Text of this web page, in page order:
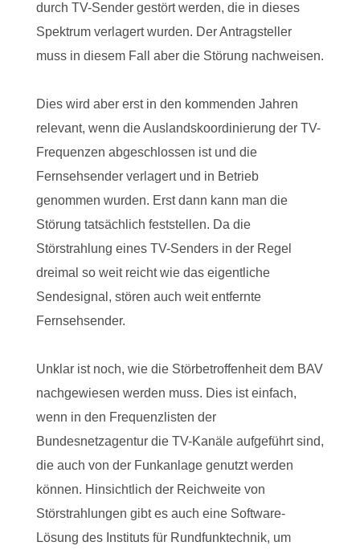
durch TV-Sender gestört werden, die in dieses
Spektrum verlagert wurden. Der Antragsteller
muss in diesem Fall aber die Störung nachweisen.
Dies wird aber erst in den kommenden Jahren
relevant, wenn die Auslandskoordinierung der TV-
Frequenzen abgeschlossen ist und die
Fernsehsender verlagert und in Betrieb
genommen wurden. Erst dann kann man die
Störung tatsächlich feststellen. Da die
Störstrahlung eines TV-Senders in der Regel
dreimal so weit reicht wie das eigentliche
Sendesignal, stören auch weit entfernte
Fernsehsender.
Unklar ist noch, wie die Störbetroffenheit dem BAV
nachgewiesen werden muss. Dies ist einfach,
wenn in den Frequenzlisten der
Bundesnetzagentur die TV-Kanäle aufgeführt sind,
die auch von der Funkanlage genutzt werden
können. Hinsichtlich der Reichweite von
Störstrahlungen gibt es auch eine Software-
Lösung des Instituts für Rundfunktechnik, um